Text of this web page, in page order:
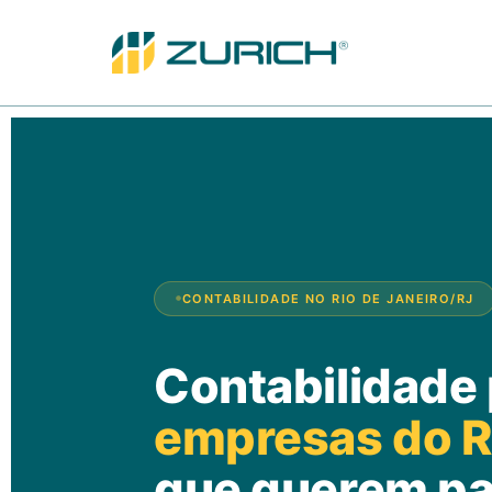
CONTABILIDADE NO RIO DE JANEIRO/RJ
Contabilidade
empresas do